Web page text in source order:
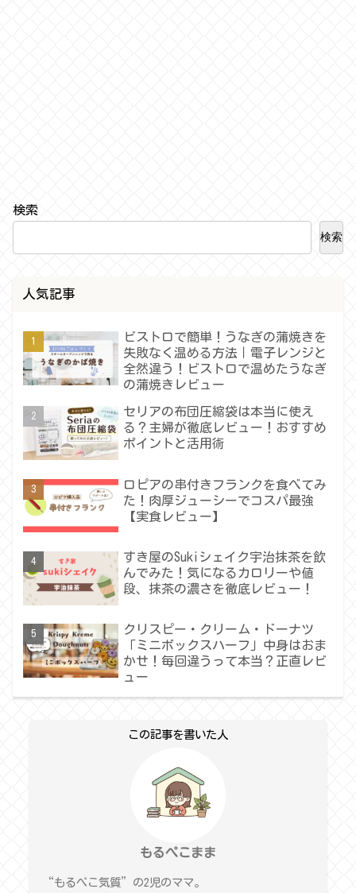
検索
検索
人気記事
ビストロで簡単！うなぎの蒲焼きを
失敗なく温める方法｜電子レンジと
全然違う！ビストロで温めたうなぎ
の蒲焼きレビュー
セリアの布団圧縮袋は本当に使え
る？主婦が徹底レビュー！おすすめ
ポイントと活用術
ロピアの串付きフランクを食べてみ
た！肉厚ジューシーでコスパ最強
【実食レビュー】
すき屋のSukiシェイク宇治抹茶を飲
んでみた！気になるカロリーや値
段、抹茶の濃さを徹底レビュー！
クリスピー・クリーム・ドーナツ
「ミニボックスハーフ」中身はおま
かせ！毎回違うって本当？正直レビ
ュー
この記事を書いた人
もるぺこまま
“もるぺこ気質”の2児のママ。